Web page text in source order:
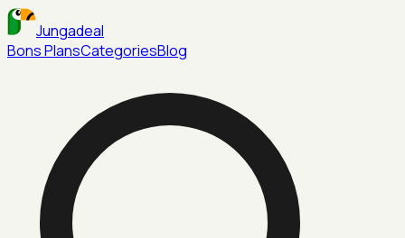
Jungadeal
Bons PlansCategoriesBlog